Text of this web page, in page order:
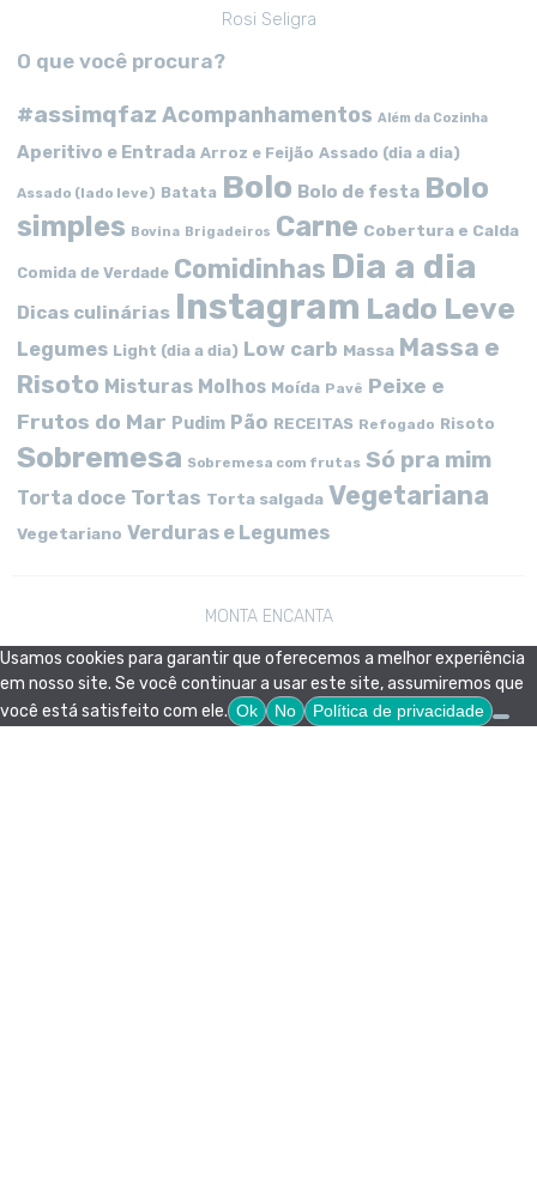
Rosi Seligra
O que você procura?
#assimqfaz Acompanhamentos Além da Cozinha
Aperitivo e Entrada Arroz e Feijão Assado (dia a dia)
Assado (lado leve) Batata Bolo Bolo de festa Bolo
simples Bovina Brigadeiros Carne Cobertura e Calda
Comida de Verdade Comidinhas Dia a dia
Dicas culinárias Instagram Lado Leve
Legumes Light (dia a dia) Low carb Massa Massa e
Risoto Misturas Molhos Moída Pavê Peixe e
Frutos do Mar Pudim Pão RECEITAS Refogado Risoto
Sobremesa Sobremesa com frutas Só pra mim
Torta doce Tortas Torta salgada Vegetariana
Vegetariano Verduras e Legumes
MONTA ENCANTA
Usamos cookies para garantir que oferecemos a melhor experiência
em nosso site. Se você continuar a usar este site, assumiremos que
você está satisfeito com ele. Ok No Política de privacidade